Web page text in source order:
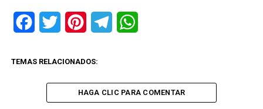
FacebookTwitter PinterestTelegram
TEMAS RELACIONADOS:
HAGA CLIC PARA COMENTAR